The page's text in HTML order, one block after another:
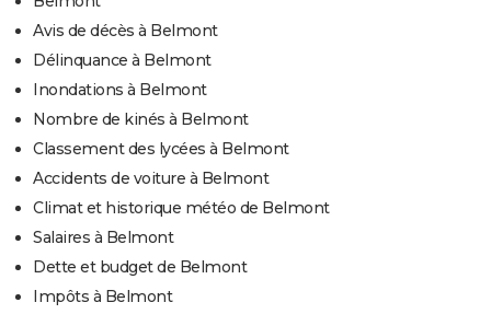
Avis de décès à Belmont
Délinquance à Belmont
Inondations à Belmont
Nombre de kinés à Belmont
Classement des lycées à Belmont
Accidents de voiture à Belmont
Climat et historique météo de Belmont
Salaires à Belmont
Dette et budget de Belmont
Impôts à Belmont